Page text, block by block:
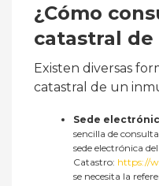
¿Cómo
catastral
Existen diversas
catastral de un
Sede
sencilla de
sede electrónica del
Catastro: https://
se necesita la